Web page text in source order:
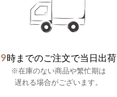
9時までのご注文で当日出荷
※在庫のない商品や繁忙期は
遅れる場合がございます。